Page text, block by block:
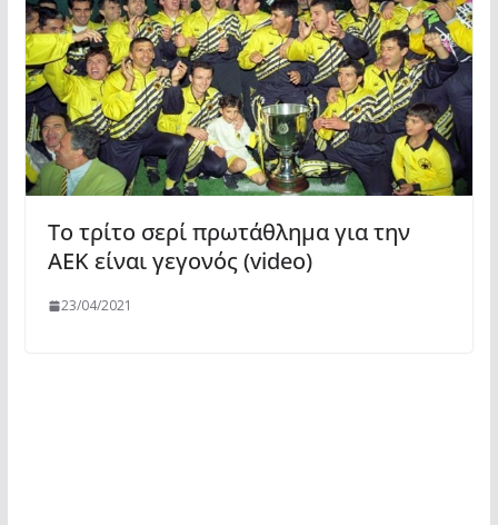
Το τρίτο σερί πρωτάθλημα για την
ΑΕΚ είναι γεγονός (video)
23/04/2021